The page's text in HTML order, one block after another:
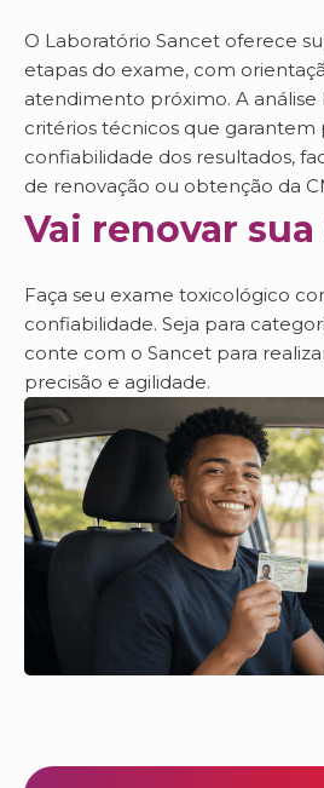
O Laboratório Sancet oferece
etapas do exame, com
atendimento próximo. A análise
critérios técnicos que garantem
confiabilidade dos resultados,
de renovação ou obtenção da
Vai renovar sua
Faça seu exame toxicológico
confiabilidade. Seja para
conte com o Sancet para
precisão e agilidade.